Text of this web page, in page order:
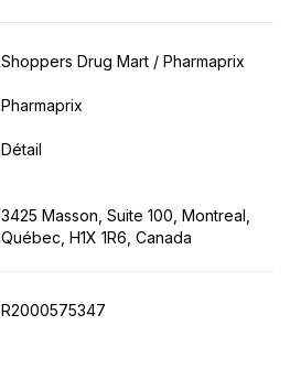
Shoppers Drug Mart / Pharmaprix
Pharmaprix
Détail
3425 Masson, Suite 100, Montreal,
Québec, H1X 1R6, Canada
R2000575347